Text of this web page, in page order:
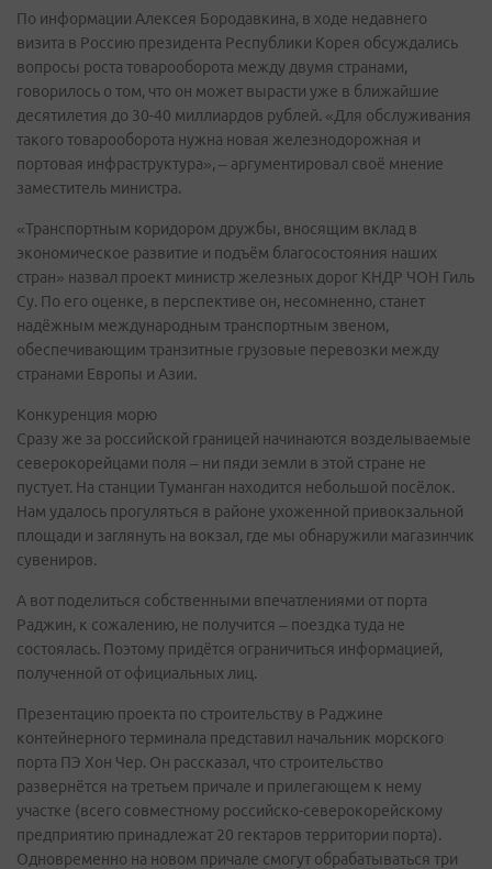
По информации Алексея Бородавкина, в ходе недавнего
визита в Россию президента Республики Корея обсуждались
вопросы роста товарооборота между двумя странами,
говорилось о том, что он может вырасти уже в ближайшие
десятилетия до 30-40 миллиардов рублей. «Для обслуживания
такого товарооборота нужна новая железнодорожная и
портовая инфраструктура», – аргументировал своё мнение
заместитель министра.
«Транспортным коридором дружбы, вносящим вклад в
экономическое развитие и подъём благосостояния наших
стран» назвал проект министр железных дорог КНДР ЧОН Гиль
Су. По его оценке, в перспективе он, несомненно, станет
надёжным международным транспортным звеном,
обеспечивающим транзитные грузовые перевозки между
странами Европы и Азии.
Конкуренция морю
Сразу же за российской границей начинаются возделываемые
северокорейцами поля – ни пяди земли в этой стране не
пустует. На станции Туманган находится небольшой посёлок.
Нам удалось прогуляться в районе ухоженной привокзальной
площади и заглянуть на вокзал, где мы обнаружили магазинчик
сувениров.
А вот поделиться собственными впечатлениями от порта
Раджин, к сожалению, не получится – поездка туда не
состоялась. Поэтому придётся ограничиться информацией,
полученной от официальных лиц.
Презентацию проекта по строительству в Раджине
контейнерного терминала представил начальник морского
порта ПЭ Хон Чер. Он рассказал, что строительство
развернётся на третьем причале и прилегающем к нему
участке (всего совместному российско-северокорейскому
предприятию принадлежат 20 гектаров территории порта).
Одновременно на новом причале смогут обрабатываться три